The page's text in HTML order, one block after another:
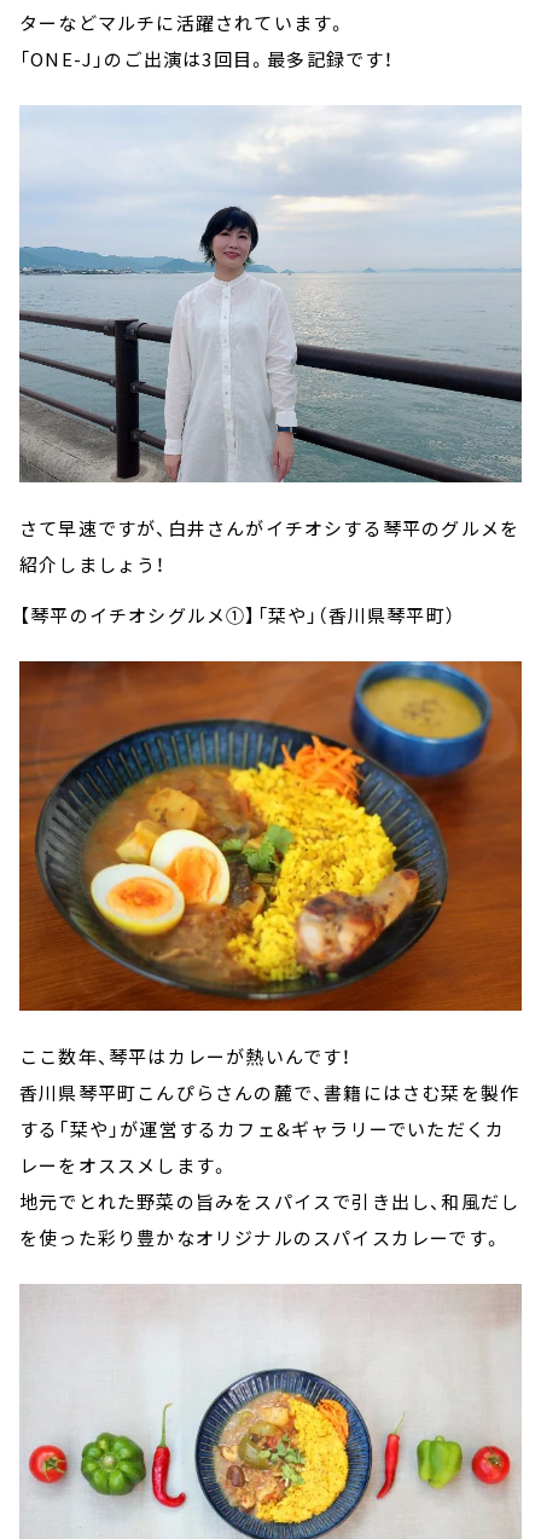
ターなどマルチに活躍されています。
「ONE-J」のご出演は3回目。最多記録です！
さて早速ですが、白井さんがイチオシする琴平のグルメを
紹介しましょう！
【琴平のイチオシグルメ①】「栞や」（香川県琴平町）
ここ数年、琴平はカレーが熱いんです！
香川県琴平町こんぴらさんの麓で、書籍にはさむ栞を製作
する「栞や」が運営するカフェ&ギャラリーでいただくカ
レーをオススメします。
地元でとれた野菜の旨みをスパイスで引き出し、和風だし
を使った彩り豊かなオリジナルのスパイスカレーです。